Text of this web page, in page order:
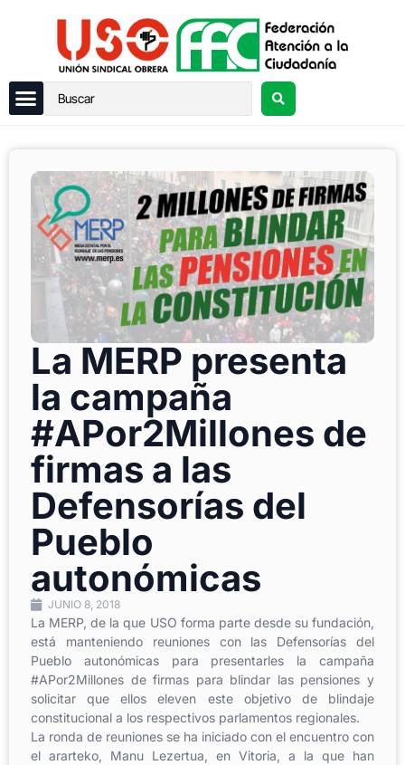
La MERP presenta
la campaña
#APor2Millones de
firmas a las
Defensorías del
Pueblo
autonómicas
JUNIO 8, 2018
La MERP, de la que USO forma parte desde su fundación,
está manteniendo reuniones con las Defensorías del
Pueblo autonómicas para presentarles la campaña
#APor2Millones de firmas para blindar las pensiones y
solicitar que ellos eleven este objetivo de blindaje
constitucional a los respectivos parlamentos regionales.
La ronda de reuniones se ha iniciado con el encuentro con
el ararteko, Manu Lezertua, en Vitoria, a la que han